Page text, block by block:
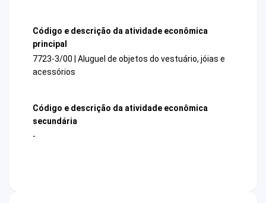
Código e descrição da atividade econômica
principal
7723-3/00 | Aluguel de objetos do vestuário, jóias e
acessórios
Código e descrição da atividade econômica
secundária
-